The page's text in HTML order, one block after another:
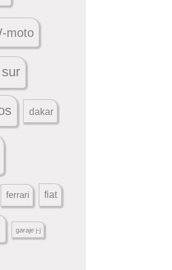
moto
dakar
ferrari fiat
garaje j-j